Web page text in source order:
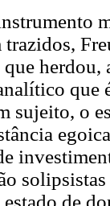
trazidos,
herdou,
que
sujeito, o
de